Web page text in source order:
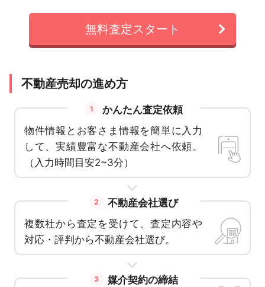
無料査定スタート
不動産売却の進め方
1
かんたん査定依頼
物件情報とお客さま情報を簡単に入力
して、実績豊富な不動産会社へ依頼。
（入力時間目安2~3分）
2
不動産会社選び
複数社から査定を受けて、査定内容や
対応・評判から不動産会社選び。
3
媒介契約の締結